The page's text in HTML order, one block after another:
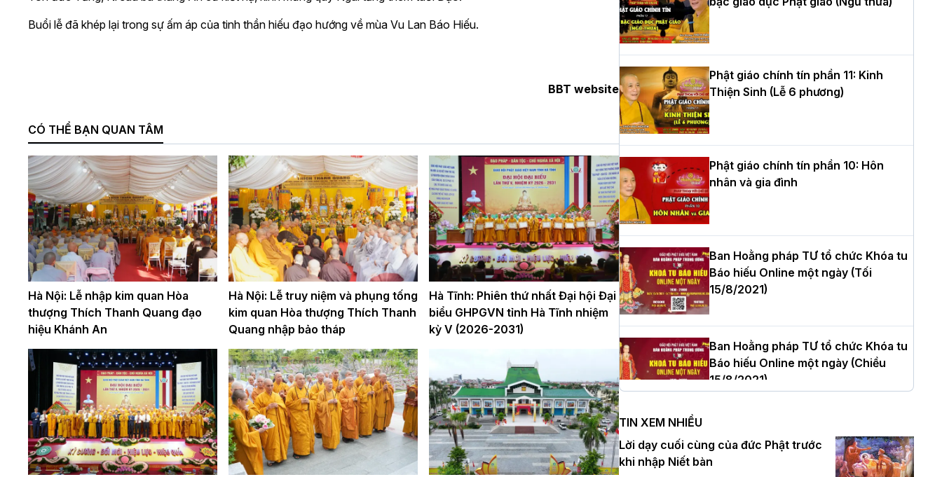
Buổi lễ đã khép lại trong sự ấm áp của tinh thần hiếu đạo hướng về mùa Vu Lan Báo Hiếu.
BBT website
CÓ THỂ BẠN QUAN TÂM
Hà Nội: Lễ nhập kim quan Hòa
thượng Thích Thanh Quang đạo
hiệu Khánh An
Hà Nội: Lễ truy niệm và phụng tống
kim quan Hòa thượng Thích Thanh
Quang nhập bảo tháp
Hà Tĩnh: Phiên thứ nhất Đại hội Đại
biểu GHPGVN tỉnh Hà Tĩnh nhiệm
kỳ V (2026-2031)
Học yêu thương trong ngày tu tập thứ
tư của Khóa sinh hoạt Phật pháp mùa
hè tại chùa Bằng
HT.Thích Thọ Lạc được suy cử làm tân
Trưởng BTS GHPGVN tỉnh Nghệ An
Hòa thượng Thích Quảng Tùng tái đắc
cử Trưởng BTS GHPGVN thành phố Hải
Phòng nhiệm kỳ 2026 – 2031
Thượng tọa Thích Tâm Chính được suy
cử tân Trưởng ban Trị sự GHPGVN tỉnh
Hà Nội: Tăng Ni Trường hạ Bồ Đề trang
nghiêm tác pháp Tiền an cư PL.2570 –
DL.2026
Phật giáo chính tín phần 11: Kinh
Thiện Sinh (Lễ 6 phương)
Phật giáo chính tín phần 10: Hôn
nhân và gia đình
Ban Hoằng pháp TƯ tổ chức Khóa tu
Báo hiếu Online một ngày (Tối
15/8/2021)
Ban Hoằng pháp TƯ tổ chức Khóa tu
Báo hiếu Online một ngày (Chiều
15/8/2021)
Ban Hoằng pháp TƯ tổ chức Khóa tu
Báo hiếu Online một ngày (Sáng
15/8/2021)
TIN XEM NHIỀU
Lời dạy cuối cùng của đức Phật trước
khi nhập Niết bàn